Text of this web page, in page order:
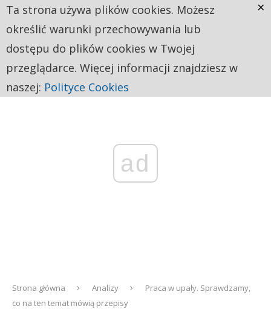
ad
Strona główna Analizy
Praca w upały. Sprawdzamy,
co na ten temat mówią przepisy
Ta strona używa plików cookies. Możesz
określić warunki przechowywania lub
dostępu do plików cookies w Twojej
przeglądarce. Więcej informacji znajdziesz w
naszej: Polityce Cookies
×